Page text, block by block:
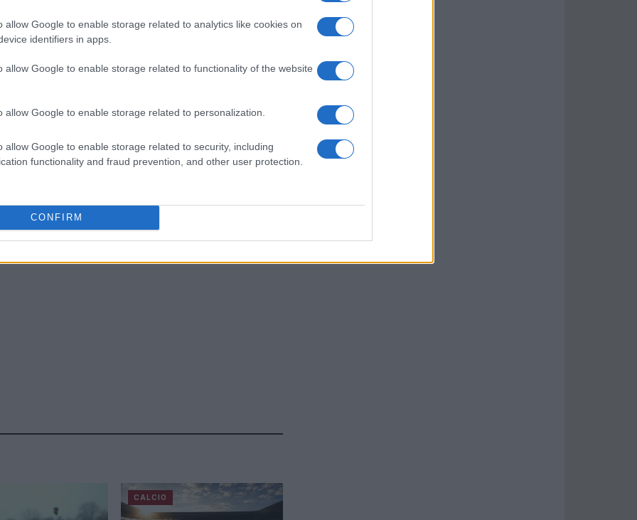
allow Google to enable storage related to analytics like cookies on
identifiers in apps.
allow Google to enable storage related to functionality of the website
allow Google to enable storage related to personalization.
allow Google to enable storage related to security, including
functionality and fraud prevention, and other user protection.
CONFIRM
ci sono tante squadre in lotta per lo
come lavora Fonseca. Ho potuto
molta attenzione domani”, ha concluso
CALCIO